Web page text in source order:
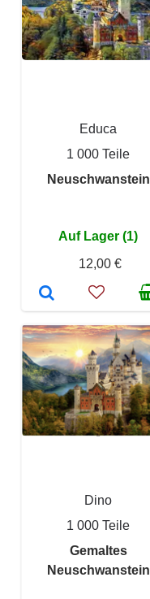
Educa
1 000 Teile
Neuschwanstein
Auf Lager (1)
12,00 €
Dino
1 000 Teile
Gemaltes
Neuschwanstein